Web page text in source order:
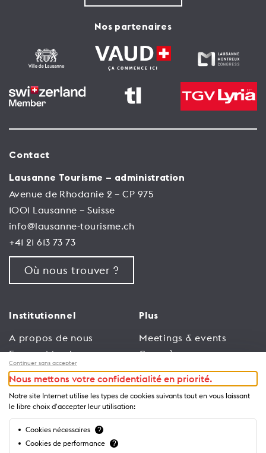
Nos partenaires
Contact
Lausanne Tourisme – administration
Avenue de Rhodanie 2 – CP 975
1001 Lausanne – Suisse
info@lausanne-tourisme.ch
+41 21 613 73 73
Où nous trouver ?
Institutionnel
A propos de nous
Espace Membres
Emploi
Conditions générales
d’utilisation
Politique de
confidentialité
Plus
Meetings & events
Congrès
Trade
Espace Médias
Annonceurs
Brochures et guides
Continuer sans accepter
Nous mettons votre confidentialité en priorité.
Notre site Internet utilise les types de cookies suivants tout en vous laissant
le libre choix d'accepter leur utilisation:
Cookies nécessaires ?
Cookies de performance ?